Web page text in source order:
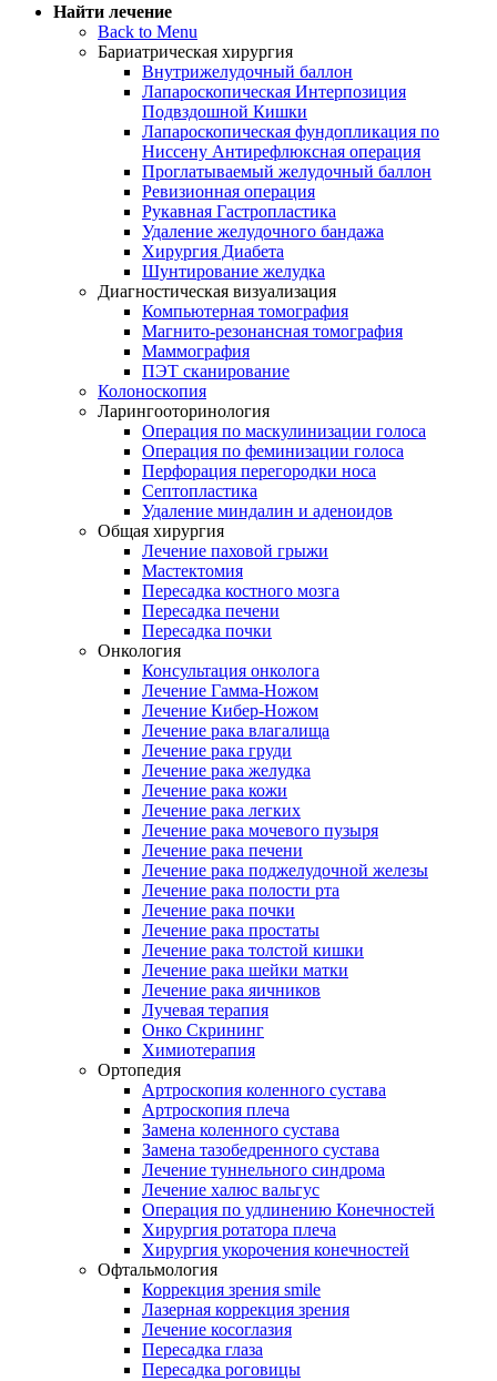
Найти лечение
Back to Menu
Бариатрическая хирургия
Внутрижелудочный баллон
Лапароскопическая Интерпозиция
Подвздошной Кишки
Лапароскопическая фундопликация по
Ниссену Антирефлюксная операция
Проглатываемый желудочный баллон
Ревизионная операция
Рукавная Гастропластика
Удаление желудочного бандажа
Хирургия Диабета
Шунтирование желудка
Диагностическая визуализация
Компьютерная томография
Магнито-резонансная томография
Маммография
ПЭТ сканирование
Колоноскопия
Ларингооторинология
Операция по маскулинизации голоса
Операция по феминизации голоса
Перфорация перегородки носа
Септопластика
Удаление миндалин и аденоидов
Общая хирургия
Лечение паховой грыжи
Мастектомия
Пересадка костного мозга
Пересадка печени
Пересадка почки
Онкология
Консультация онколога
Лечение Гамма-Ножом
Лечение Кибер-Ножом
Лечение рака влагалища
Лечение рака груди
Лечение рака желудка
Лечение рака кожи
Лечение рака легких
Лечение рака мочевого пузыря
Лечение рака печени
Лечение рака поджелудочной железы
Лечение рака полости рта
Лечение рака почки
Лечение рака простаты
Лечение рака толстой кишки
Лечение рака шейки матки
Лечение рака яичников
Лучевая терапия
Онко Скрининг
Химиотерапия
Ортопедия
Артроскопия коленного сустава
Артроскопия плеча
Замена коленного сустава
Замена тазобедренного сустава
Лечение туннельного синдрома
Лечение халюс вальгус
Операция по удлинению Конечностей
Хирургия ротатора плеча
Хирургия укорочения конечностей
Офтальмология
Коррекция зрения smile
Лазерная коррекция зрения
Лечение косоглазия
Пересадка глаза
Пересадка роговицы